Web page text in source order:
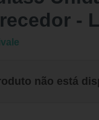
-
não está